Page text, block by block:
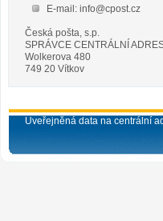
E-mail: info@cpost.cz
Česká pošta, s.p.
SPRÁVCE CENTRÁLNÍ
Wolkerova 480
749 20 Vítkov
Uveřejněná data na centrální